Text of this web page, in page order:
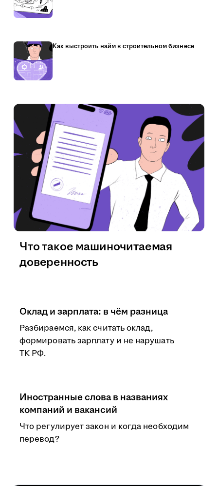
Как выстроить найм в строительном бизнесе
Оклад и зарплата: в чём разница
Разбираемся, как считать оклад,
формировать зарплату и не нарушать
ТК РФ.
Иностранные слова в названиях
компаний и вакансий
Что регулирует закон и когда необходим
перевод?
Что такое машиночитаемая
доверенность